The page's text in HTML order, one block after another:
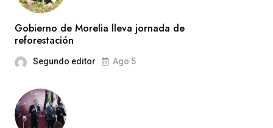
Gobierno de Morelia lleva jornada de
reforestación
Segundo editor Ago 5